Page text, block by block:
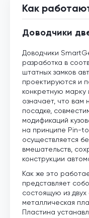
Как
Доводчики
Доводчики
разработка в
штатных замков
проектируются и
конкретную марку
означает, что вам
посадке,
модификаций
на принципе Pin-
осуществляется
вмешательств,
конструкции
Как же это
представляет
состоящую из
металлическая
Пластина